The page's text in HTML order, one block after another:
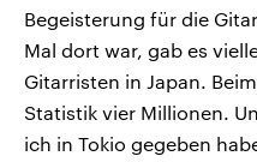
Begeisterung für die
Mal dort war, gab es
Gitarristen in Japan.
Statistik vier Millionen.
ich in Tokio gegeben